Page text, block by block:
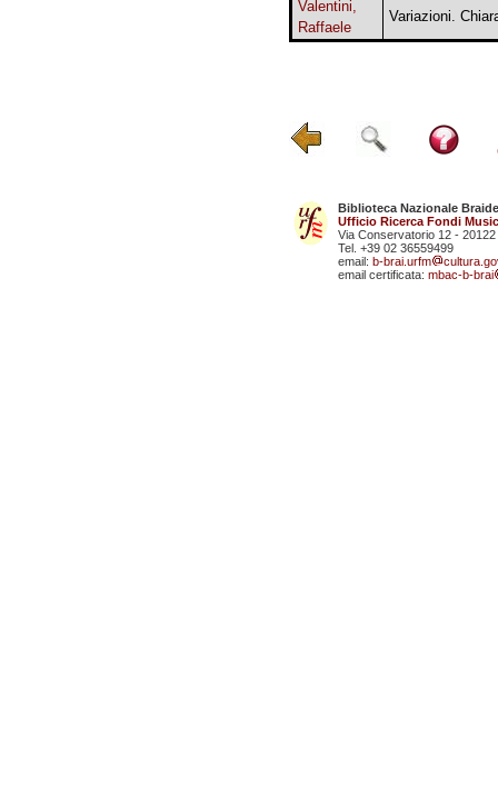
Valentini,
Raffaele
Variazioni.
Biblioteca Nazionale
Ufficio Ricerca Fondi
Via Conservatorio 12 - 20122
Tel. +39 02 36559499
email: b-brai.urfm
email certificata: mbac-b-brai